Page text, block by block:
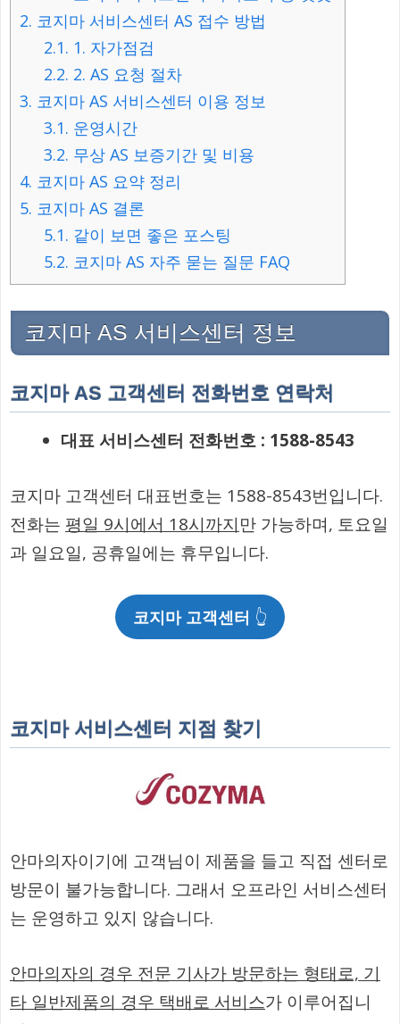
2. 코지마 서비스센터 AS 접수 방법
2.1. 1. 자가점검
2.2. 2. AS 요청 절차
3. 코지마 AS 서비스센터 이용 정보
3.1. 운영시간
3.2. 무상 AS 보증기간 및 비용
4. 코지마 AS 요약 정리
5. 코지마 AS 결론
5.1. 같이 보면 좋은 포스팅
5.2. 코지마 AS 자주 묻는 질문 FAQ
코지마 AS 서비스센터 정보
코지마 AS 고객센터 전화번호 연락처
대표 서비스센터 전화번호 : 1588-8543
코지마 고객센터 대표번호는 1588-8543번입니다.
전화는 평일 9시에서 18시까지만 가능하며, 토요일
과 일요일, 공휴일에는 휴무입니다.
코지마 고객센터 👆
코지마 서비스센터 지점 찾기
안마의자이기에 고객님이 제품을 들고 직접 센터로
방문이 불가능합니다. 그래서 오프라인 서비스센터
는 운영하고 있지 않습니다.
안마의자의 경우 전문 기사가 방문하는 형태로, 기
타 일반제품의 경우 택배로 서비스가 이루어집니